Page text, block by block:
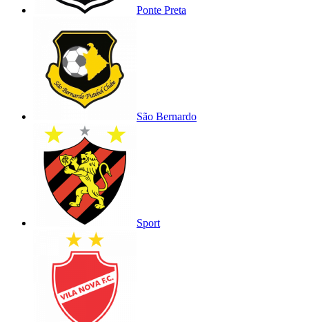
Ponte Preta
São Bernardo
Sport